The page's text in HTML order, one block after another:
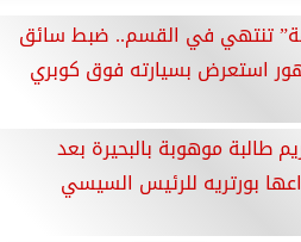
تنتهي في القسم.. ضبط سائق
استعرض بسيارته فوق كوبري
طالبة موهوبة بالبحيرة بعد
بورتريه للرئيس السيسي